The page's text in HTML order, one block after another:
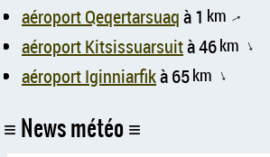
aéroport Qeqertarsuaqà 1 km ↑
aéroport Kitsissuarsuità 46km ↑
aéroport Iginniarfikà 65km ↑
News météo